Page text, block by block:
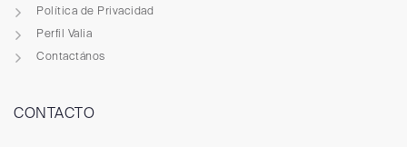
Política de Privacidad
Perfil Valia
Contactános
CONTACTO